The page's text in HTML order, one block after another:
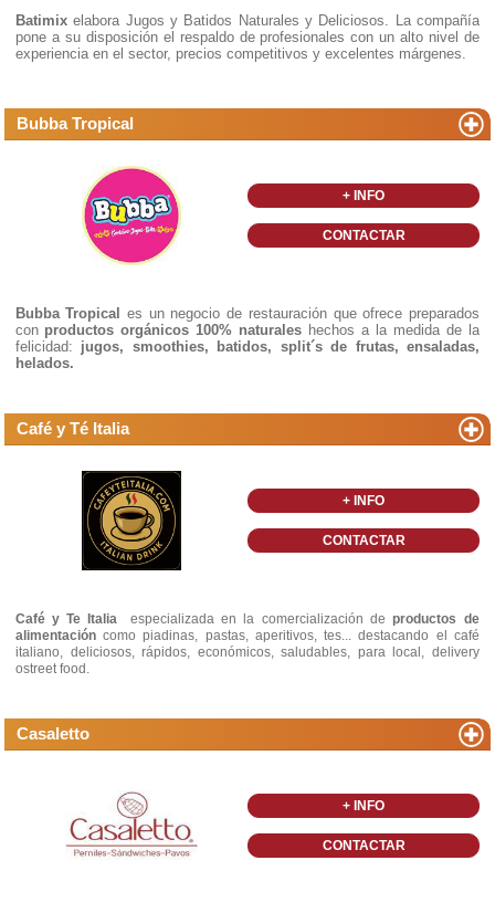
Batimix elabora Jugos y Batidos Naturales y Deliciosos. La compañía
pone a su disposición el respaldo de profesionales con un alto nivel de
experiencia en el sector, precios competitivos y excelentes márgenes.
Bubba Tropical
+ INFO
CONTACTAR
Bubba Tropical es un negocio de restauración que ofrece preparados
con productos orgánicos 100% naturales hechos a la medida de la
felicidad: jugos, smoothies, batidos, split´s de frutas, ensaladas,
helados.
Café y Té Italia
+ INFO
CONTACTAR
Café y Te Italia especializada en la comercialización de productos de
alimentación como piadinas, pastas, aperitivos, tes... destacando el café
italiano, deliciosos, rápidos, económicos, saludables, para local, delivery
ostreet food.
Casaletto
+ INFO
CONTACTAR